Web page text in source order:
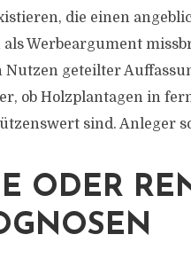
die einen
Werbeargument
Nutzen geteilter
ob Holzplantagen in
sind. Anleger
ODER